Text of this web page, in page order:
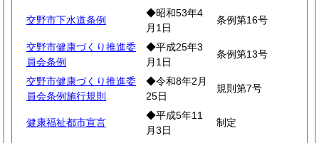
交野市下水道条例
◆昭和53年4
月1日
条例第16号
交野市健康づくり推進委
員会条例
◆平成25年3
月1日
条例第13号
交野市健康づくり推進委
員会条例施行規則
◆令和8年2月
25日
規則第7号
健康福祉都市宣言
◆平成5年11
月3日
制定